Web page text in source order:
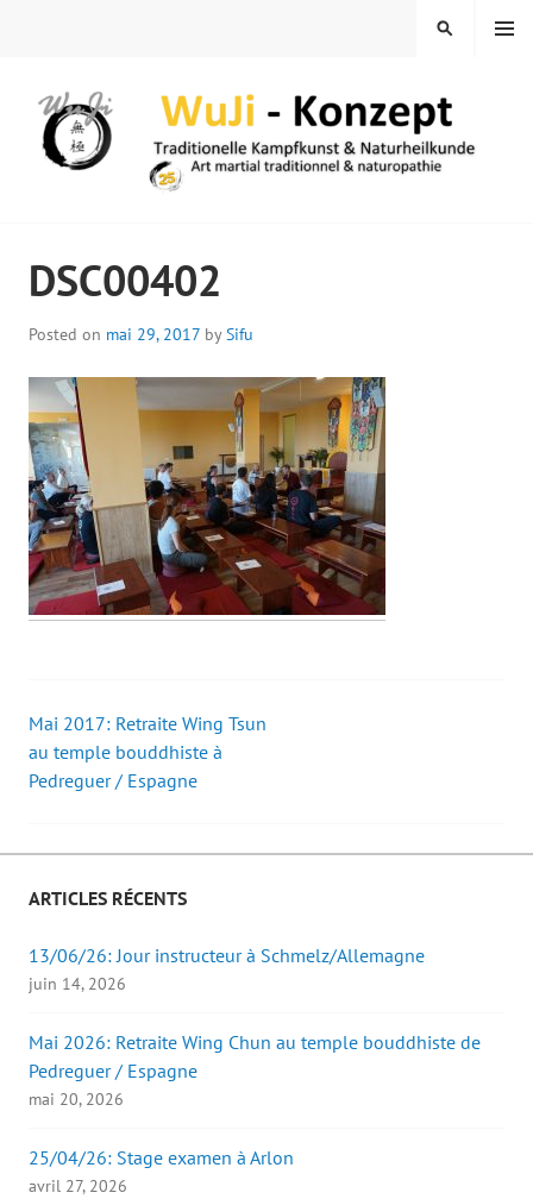
MENU
SEARCH
DSC00402
Posted on mai 29, 2017 bySifu
Post
navigation
Mai 2017: Retraite Wing Tsun
au temple bouddhiste à
Pedreguer / Espagne
ARTICLES RÉCENTS
13/06/26: Jour instructeur à Schmelz/Allemagne
juin 14, 2026
Mai 2026: Retraite Wing Chun au temple bouddhiste de
Pedreguer / Espagne
mai 20, 2026
25/04/26: Stage examen à Arlon
avril 27, 2026